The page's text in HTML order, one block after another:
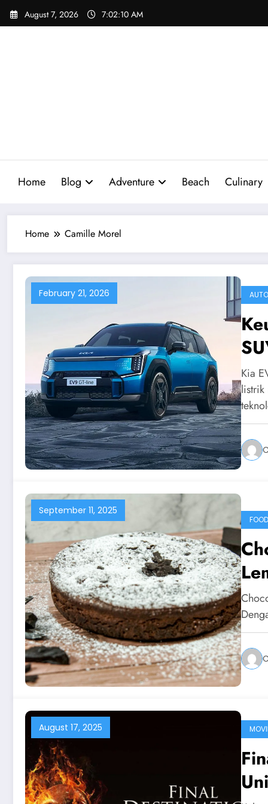
Skip
August 7, 2026 7:02:11 AM
Home Blog Adventure Beach Culinary
Home Camille Morel
February 21, 2026
Kia
listrik
September 11, 2025
FOOD
August 17, 2025